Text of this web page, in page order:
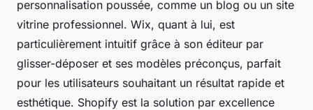
personnalisation poussée, comme un blog ou un site
vitrine professionnel. Wix, quant à lui, est
particulièrement intuitif grâce à son éditeur par
glisser-déposer et ses modèles préconçus, parfait
pour les utilisateurs souhaitant un résultat rapide et
esthétique. Shopify est la solution par excellence